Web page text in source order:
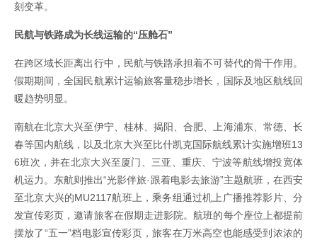
刻变革。
民航与铁路成为长线运输的“压舱石”
在跨区域长距离出行中，民航与铁路承担着不可替代的骨干作用。
假期期间，全国民航累计运输旅客量稳步增长，国际及地区航线回
暖趋势明显。
南航在北京大兴至伊宁、桂林、揭阳、合肥、上海浦东、常德、长
春等国内航线，以及北京大兴至比什凯克国际航线累计实施增班13
6班次，并在北京大兴至厦门、三亚、重庆、宁波等航线增投宽体
机运力。东航则推出“光影伴旅·跟着电影去旅游”主题航班，在西安
至北京大兴的MU2117航班上，乘务组通过机上广播推荐影片、分
发宣传彩页，邀请旅客在假期走进影院。航班的每个座位上都提前
摆放了“五一”档电影宣传彩页，旅客在万米高空也能感受到浓浓的